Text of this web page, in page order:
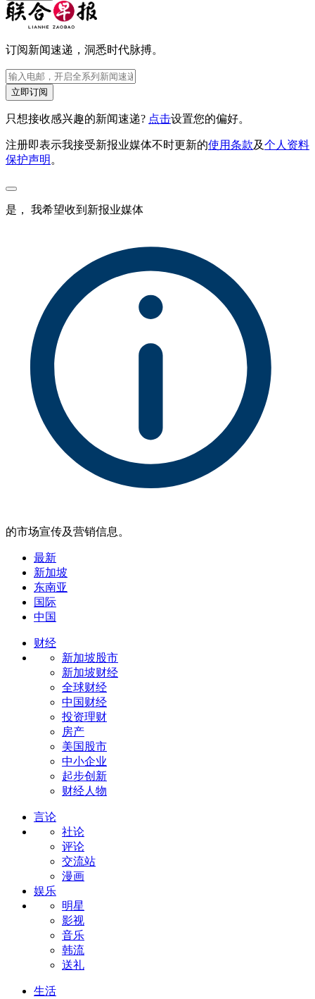
订阅新闻速递，洞悉时代脉搏。
立即订阅
只想接收感兴趣的新闻速递? 点击设置您的偏好。
注册即表示我接受新报业媒体不时更新的使用条款及个人资料
保护声明。
是， 我希望收到新报业媒体
的市场宣传及营销信息。
最新
新加坡
东南亚
国际
中国
财经
新加坡股市
新加坡财经
全球财经
中国财经
投资理财
房产
美国股市
中小企业
起步创新
财经人物
言论
社论
评论
交流站
漫画
娱乐
明星
影视
音乐
韩流
送礼
生活